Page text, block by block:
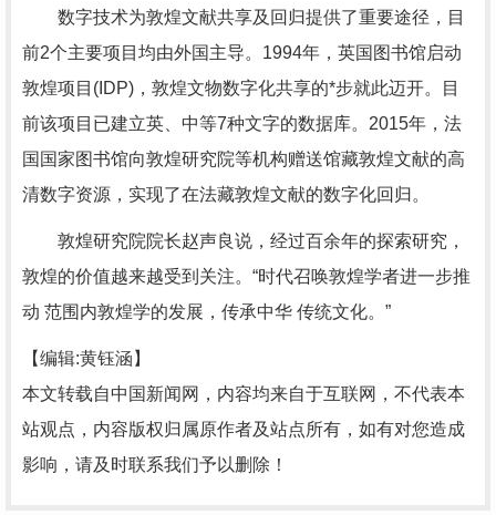
数字技术为敦煌文献共享及回归提供了重要途径，目
前2个主要项目均由外国主导。1994年，英国图书馆启动
敦煌项目(IDP)，敦煌文物数字化共享的*步就此迈开。目
前该项目已建立英、中等7种文字的数据库。2015年，法
国国家图书馆向敦煌研究院等机构赠送馆藏敦煌文献的高
清数字资源，实现了在法藏敦煌文献的数字化回归。
敦煌研究院院长赵声良说，经过百余年的探索研究，
敦煌的价值越来越受到关注。“时代召唤敦煌学者进一步推
动 范围内敦煌学的发展，传承中华 传统文化。”
【编辑:黄钰涵】
本文转载自中国新闻网，内容均来自于互联网，不代表本
站观点，内容版权归属原作者及站点所有，如有对您造成
影响，请及时联系我们予以删除！